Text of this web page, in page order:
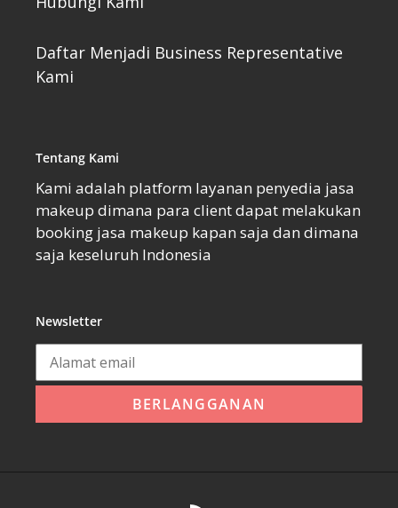
Daftar Menjadi Business Representative
Kami
Tentang Kami
Kami adalah platform layanan penyedia jasa
makeup dimana para client dapat melakukan
booking jasa makeup kapan saja dan dimana
saja keseluruh Indonesia
Newsletter
BERLANGGANAN